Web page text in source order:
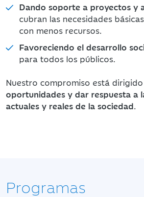
Dando soporte a proyectos y
cubran las necesidades
con menos recursos.
Favoreciendo el desarrollo
para todos los públicos.
Nuestro compromiso está
oportunidades y dar respuesta a
actuales y reales de la sociedad.
Programas